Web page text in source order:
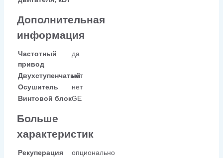
Дополнительная
информация
Частотный
привод
да
Двухступенчатый
нет
Осушитель
нет
Винтовой блокGE
Больше
характеристик
Рекуперация
опционально